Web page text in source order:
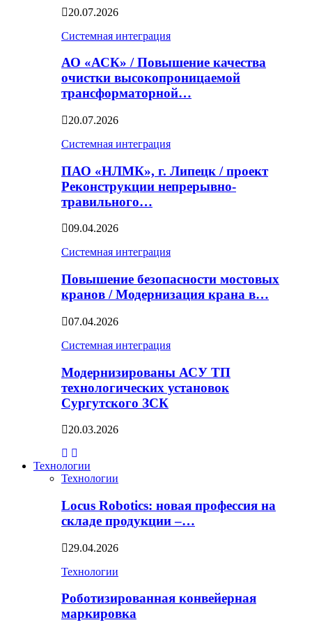
20.07.2026
Системная интеграция
АО «АСК» / Повышение качества
очистки высокопроницаемой
трансформаторной…
20.07.2026
Системная интеграция
ПАО «НЛМК», г. Липецк / проект
Реконструкции непрерывно-
травильного…
09.04.2026
Системная интеграция
Повышение безопасности мостовых
кранов / Модернизация крана в…
07.04.2026
Системная интеграция
Модернизированы АСУ ТП
технологических установок
Сургутского ЗСК
20.03.2026
Технологии
Технологии
Locus Robotics: новая профессия на
складе продукции –…
29.04.2026
Технологии
Роботизированная конвейерная
маркировка